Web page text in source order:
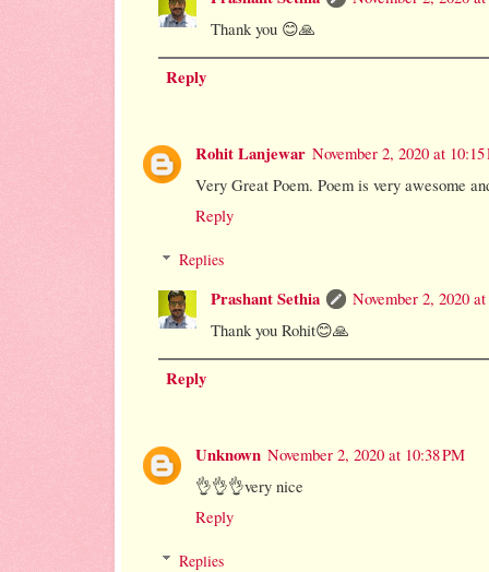
Thank you 😊🙏
Reply
Rohit Lanjewar November 2, 2020 at 10:15
Very Great Poem. Poem is very awesome
Reply
Replies
Prashant Sethia
November 2, 2020
Thank you Rohit😊🙏
Reply
Unknown November 2, 2020 at 10:38 PM
👌👌👌very nice
Reply
Replies